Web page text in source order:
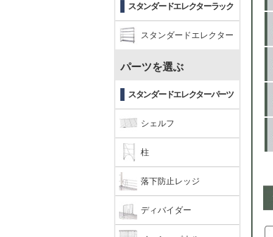
スタンダードエレクターラック
スタンダードエレクター
パーツを選ぶ
スタンダードエレクターパーツ
シェルフ
柱
落下防止レッジ
ディバイダー